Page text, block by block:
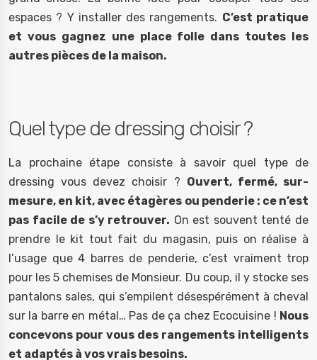
espaces ? Y installer des rangements. C’est pratique
et vous gagnez une place folle dans toutes les
autres pièces de la maison.
Quel type de dressing choisir ?
La prochaine étape consiste à savoir quel type de
dressing vous devez choisir ? Ouvert, fermé, sur-
mesure, en kit, avec étagères ou penderie : ce n’est
pas facile de s’y retrouver. On est souvent tenté de
prendre le kit tout fait du magasin, puis on réalise à
l’usage que 4 barres de penderie, c’est vraiment trop
pour les 5 chemises de Monsieur. Du coup, il y stocke ses
pantalons sales, qui s’empilent désespérément à cheval
sur la barre en métal… Pas de ça chez Ecocuisine ! Nous
concevons pour vous des rangements intelligents
et adaptés à vos vrais besoins.